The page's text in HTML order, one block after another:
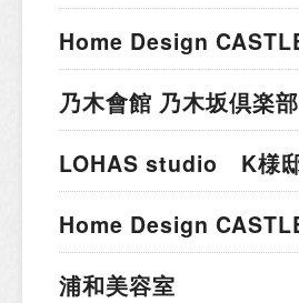
Home Design
乃木會館 乃木坂倶楽
LOHAS studio K様
Home Design
浦和美容室